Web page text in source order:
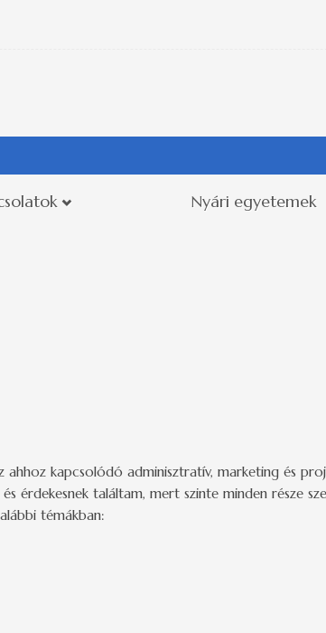
Nyári egyetemek
ahhoz kapcsolódó adminisztratív, marketing és
érdekesnek találtam, mert szinte minden része
témákban: